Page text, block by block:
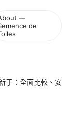
—
de
于：全面比較、安